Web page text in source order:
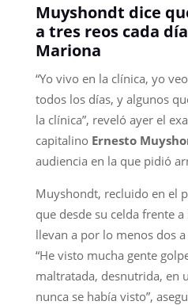
Muyshondt dice
a tres reos cada
Mariona
“Yo vivo en la clínica, yo
todos los días, y algunos
la clínica”, reveló ayer el
capitalino Ernesto
audiencia en la que pidió
Muyshondt, recluido en el
que desde su celda frente
llevan a por lo menos dos
“He visto mucha gente
maltratada, desnutrida, en
nunca se había visto”,